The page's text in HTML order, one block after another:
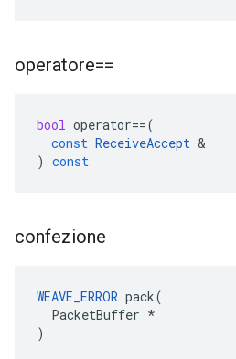
operatore==
bool operator==(
const ReceiveAccept &
) const
confezione
WEAVE_ERROR pack(
  PacketBuffer *
)